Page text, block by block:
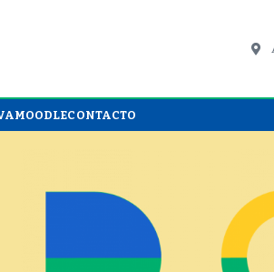
MOODLECONTACTO